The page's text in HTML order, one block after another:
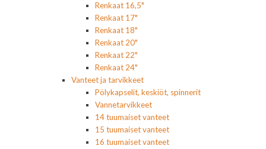
Renkaat 16,5"
Renkaat 17"
Renkaat 18"
Renkaat 20"
Renkaat 22"
Renkaat 24"
Vanteet ja tarvikkeet
Pölykapselit, keskiöt, spinnerit
Vannetarvikkeet
14 tuumaiset vanteet
15 tuumaiset vanteet
16 tuumaiset vanteet